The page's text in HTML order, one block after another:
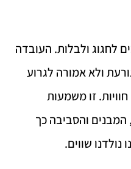
לחגוג ולבלות. העובדה
ולא אמורה לגרוע
זו משמעות
והסביבה כך
נולדנו שווים.